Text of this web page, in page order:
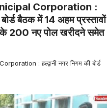
Corporation :
बोर्ड बैठक में 14 अहम प्रस्तावों
के 200 नए पोल खरीदने समेत
: हल्द्वानी नगर निगम की बोर्ड